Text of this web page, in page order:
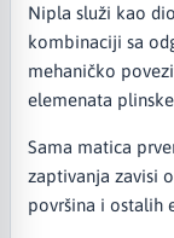
Nipla služi kao
kombinaciji sa
mehaničko
elemenata
Sama matica
zaptivanja zavisi
površina i ostalih